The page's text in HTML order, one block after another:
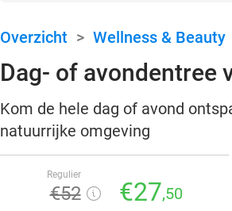
Overzicht > Wellness & Beauty
Dag- of avondentree
Kom de hele dag of avond
natuurrijke omgeving
Regulier
€52 €27,50